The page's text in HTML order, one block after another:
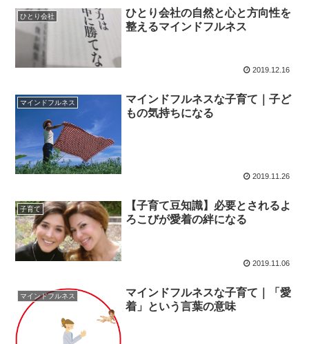
ひとり会社
ひとり会社の自然と心と方向性を
整えるマインドフルネス
2019.12.16
マインドフルネス
マインドフルネスな子育て｜子ど
もの気持ちになる
2019.11.26
子育て
【子育て豆知識】必要とされるよ
ろこびが愛着の絆になる
2019.11.06
マインドフルネス
マインドフルネスな子育て｜「愛
着」という言葉の意味